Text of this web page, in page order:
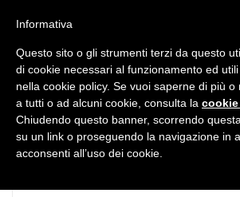
TAG: festival
Informativa
Questo sito o gli strumenti terzi da questo
di cookie necessari al funzionamento ed
nella cookie policy. Se vuoi saperne di più
a tutti o ad alcuni cookie, consulta la
Chiudendo questo banner, scorrendo
su un link o proseguendo la navigazione in
acconsenti all’uso dei cookie.